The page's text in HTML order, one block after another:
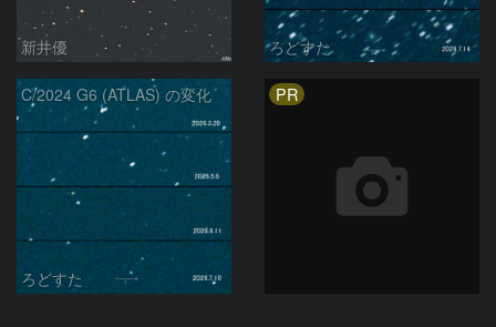
新井優 ろどすた
C/2024 G6 (ATLAS) の変化
ろどすた
PR